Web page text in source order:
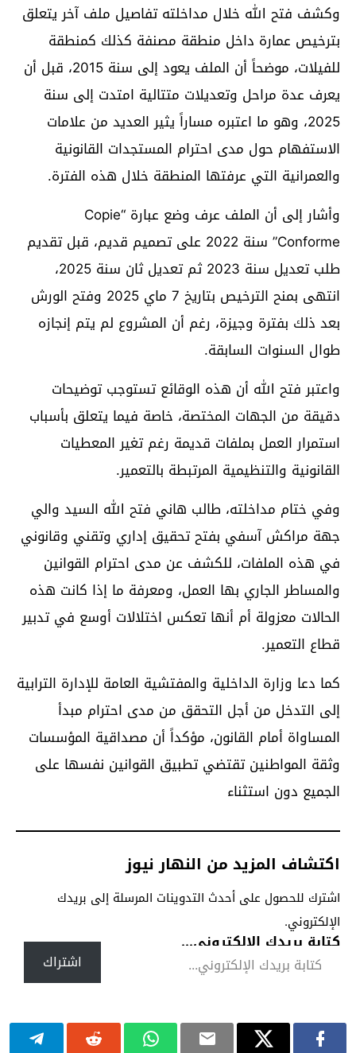
وكشف فتح الله خلال مداخلته تفاصيل ملف آخر يتعلق
بترخيص عمارة داخل منطقة مصنفة كذلك كمنطقة
للفيلات، موضحاً أن الملف يعود إلى سنة 2015، قبل أن
يعرف عدة مراحل وتعديلات متتالية امتدت إلى سنة
2025، وهو ما اعتبره مساراً يثير العديد من علامات
الاستفهام حول مدى احترام المستجدات القانونية
والعمرانية التي عرفتها المنطقة خلال هذه الفترة.
وأشار إلى أن الملف عرف وضع عبارة “Copie
Conforme” سنة 2022 على تصميم قديم، قبل تقديم
طلب تعديل سنة 2023 ثم تعديل ثان سنة 2025،
انتهى بمنح الترخيص بتاريخ 7 ماي 2025 وفتح الورش
بعد ذلك بفترة وجيزة، رغم أن المشروع لم يتم إنجازه
طوال السنوات السابقة.
واعتبر فتح الله أن هذه الوقائع تستوجب توضيحات
دقيقة من الجهات المختصة، خاصة فيما يتعلق بأسباب
استمرار العمل بملفات قديمة رغم تغير المعطيات
القانونية والتنظيمية المرتبطة بالتعمير.
وفي ختام مداخلته، طالب هاني فتح الله السيد والي
جهة مراكش آسفي بفتح تحقيق إداري وتقني وقانوني
في هذه الملفات، للكشف عن مدى احترام القوانين
والمساطر الجاري بها العمل، ومعرفة ما إذا كانت هذه
الحالات معزولة أم أنها تعكس اختلالات أوسع في تدبير
قطاع التعمير.
كما دعا وزارة الداخلية والمفتشية العامة للإدارة الترابية
إلى التدخل من أجل التحقق من مدى احترام مبدأ
المساواة أمام القانون، مؤكداً أن مصداقية المؤسسات
وثقة المواطنين تقتضي تطبيق القوانين نفسها على
الجميع دون استثناء
اكتشاف المزيد من النهار نيوز
اشترك للحصول على أحدث التدوينات المرسلة إلى بريدك
الإلكتروني.
كتابة بريدك الإلكتروني...
اشتراك